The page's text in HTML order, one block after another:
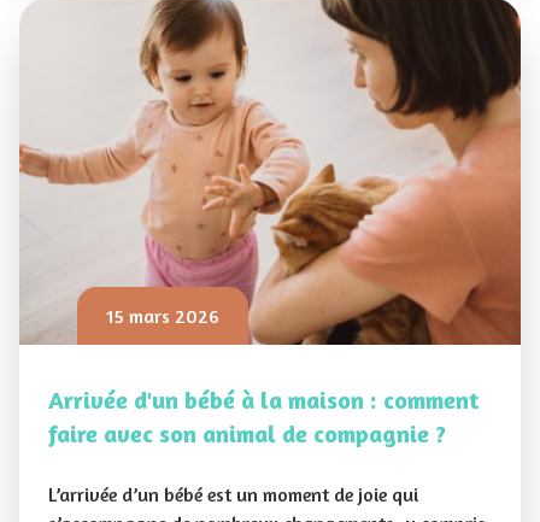
15 mars 2026
Arrivée d'un bébé à la maison : comment
faire avec son animal de compagnie ?
L’arrivée d’un bébé est un moment de joie qui